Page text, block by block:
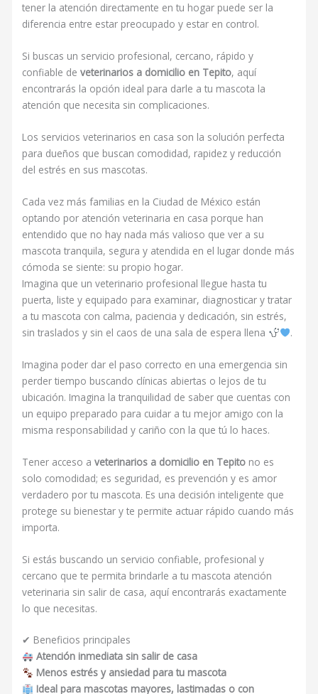
tener la atención directamente en tu hogar puede ser la
diferencia entre estar preocupado y estar en control.
Si buscas un servicio profesional, cercano, rápido y
confiable deveterinarios a domicilio en Tepito, aquí
encontrarás la opción ideal para darle a tu mascota la
atención que necesita sin complicaciones.
Los servicios veterinarios en casa son la solución perfecta
para dueños que buscan comodidad, rapidez y reducción
del estrés en sus mascotas.
Cada vez más familias en la Ciudad de México están
optando por atención veterinaria en casa porque han
entendido que no hay nada más valioso que ver a su
mascota tranquila, segura y atendida en el lugar donde más
cómoda se siente: su propio hogar.
Imagina que un veterinario profesional llegue hasta tu
puerta, liste y equipado para examinar, diagnosticar y tratar
a tu mascota con calma, paciencia y dedicación, sin estrés,
sin traslados y sin el caos de una sala de espera llena
.
Imagina poder dar el paso correcto en una emergencia sin
perder tiempo buscando clínicas abiertas o lejos de tu
ubicación. Imagina la tranquilidad de saber que cuentas con
un equipo preparado para cuidar a tu mejor amigo con la
misma responsabilidad y cariño con la que tú lo haces.
Tener acceso aveterinarios a domicilio en Tepito no es
solo comodidad; es seguridad, es prevención y es amor
verdadero por tu mascota. Es una decisión inteligente que
protege su bienestar y te permite actuar rápido cuando más
importa.
Si estás buscando un servicio confiable, profesional y
cercano que te permita brindarle a tu mascota atención
veterinaria sin salir de casa, aquí encontrarás exactamente
lo que necesitas.
✔ Beneficios principales
Atención inmediata sin salir de casa
Menos estrés y ansiedad para tu mascota
Ideal para mascotas mayores, lastimadas o con